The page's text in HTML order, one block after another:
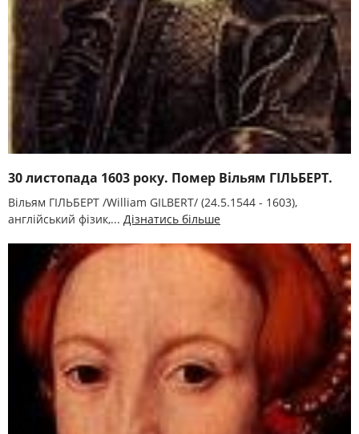
30 листопада 1603 року. Помер Вільям ГІЛЬБЕРТ.
Вільям ГІЛЬБЕРТ /William GILBERT/ (24.5.1544 - 1603),
англійський фізик,... Дізнатись більше